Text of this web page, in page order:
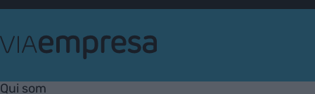
Empresa
Qui som